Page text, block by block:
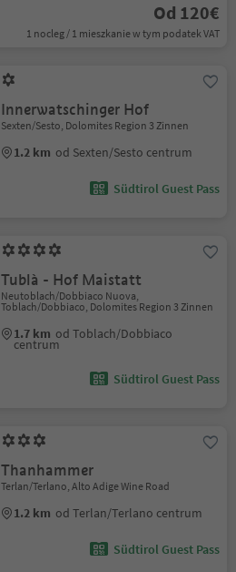
Od 120€
1 nocleg / 1 mieszkanie w tym podatek VAT
Innerwatschinger Hof
Sexten/Sesto, Dolomites Region 3 Zinnen
1.2 km od Sexten/Sesto centrum
Südtirol Guest Pass
Tublà - Hof Maistatt
Neutoblach/Dobbiaco Nuova,
Toblach/Dobbiaco, Dolomites Region 3 Zinnen
1.7 km od Toblach/Dobbiaco
centrum
Südtirol Guest Pass
Thanhammer
Terlan/Terlano, Alto Adige Wine Road
1.2 km od Terlan/Terlano centrum
Südtirol Guest Pass